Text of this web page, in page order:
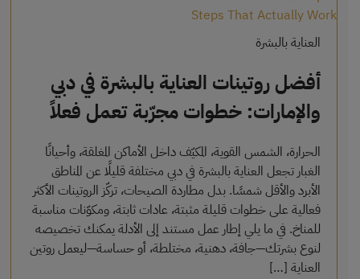
العناية بالبشرة
أفضل روتينات العناية بالبشرة في دبي
والإمارات: خطوات مجرّبة تعمل فعلاً
الحرارة، الشمس القوية، المكيّف داخل الأماكن المغلقة، وأحيانًا
الغبار تجعل العناية بالبشرة في دبي مختلفة قليلًا عن المناطق
الأبرد والأقل شمسًا. بدل مطاردة الصيحات، تركّز الروتينات الأكثر
فعالية على خطوات قليلة مثبتة، عادات ثابتة، ومكوّنات مناسبة
للمناخ. في ما يلي إطار عمل مستند إلى الأدلة يمكنك تخصيصه
لنوع بشرتك—جافة، دهنية، مختلطة، أو حساسة—ليعمل روتين
العناية […]